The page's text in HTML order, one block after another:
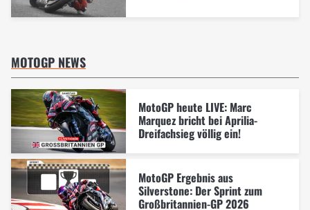
MOTOGP NEWS
MotoGP heute LIVE: Marc
Marquez bricht bei Aprilia-
Dreifachsieg völlig ein!
MotoGP Ergebnis aus
Silverstone: Der Sprint zum
Großbritannien-GP 2026